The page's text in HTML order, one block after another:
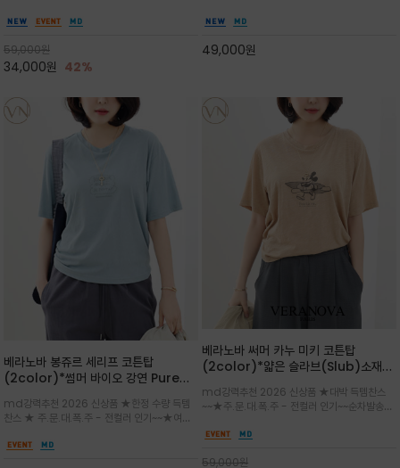
키 컬러 위에 빈티지한 크랙 효과의 레트로 감성
완성
59,000원
34,000원 42%
입니다^^가볍고 드라이한 터치감의 나일론 소
룩, 모임룩, 데일리룩까지 다양하게
49,000원
베라노바 봉쥬르 세리프 코튼탑
(2color)*썸머 바이오 강연 Pure
성적인 프랑스어 수식어를 조합
md강력추천 2026 신상품 ★한정 수량 득템
찬스 ★ 주.문.대.폭.주 - 전컬러 인기~~★여름
여유로운 감성/피부에 닿는 순간 기분 좋은 청량
베라노바 써머 카누 미키 코튼탑
(2color)*얇은 슬라브(Slub)소재
하며, 몸에 잘 달라붙지 않아 쾌적
md강력추천 2026 신상품 ★대박 득템찬스
~~★주.문.대.폭.주 - 전컬러 인기~~순차발송중
드롭숄더 핏과 부드러운 라운드넥이 편안하며, 앞
다.
59,000원